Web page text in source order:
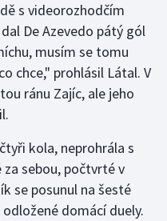
s videorozhodčím
De Azevedo pátý gól
musím se tomu
chce," prohlásil Látal. V
ránu Zajíc, ale jeho
kola, neprohrála s
sebou, počtvrté v
se posunul na šesté
domácí duely.